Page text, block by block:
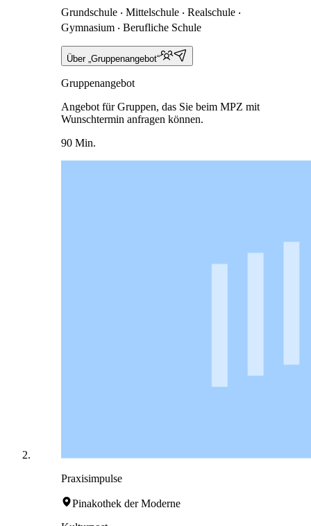
Grundschule ‧ Mittelschule ‧ Realschule ‧
Gymnasium ‧ Berufliche Schule
Über „Gruppenangebot“
Gruppenangebot
Angebot für Gruppen, das Sie beim MPZ mit
Wunschtermin anfragen können.
90 Min.
Praxisimpulse
Pinakothek der Moderne